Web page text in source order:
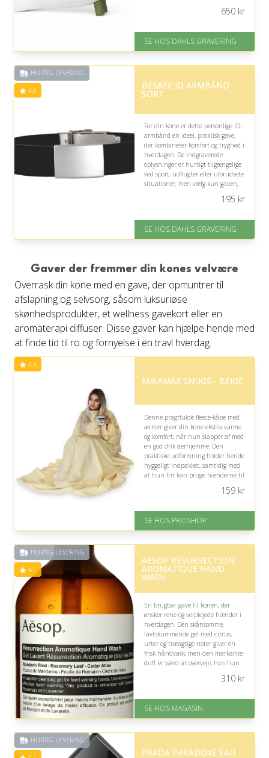
På lager
Levering: 2-3 dage
Fremragende Trustpilot rating
650kr
SE HOS DAHLS GRAVERING
HURTIG LEVERING
4.8 BESAFE ID ARMBÅND
SORT
For din kone er dette personlige ID-
armbånd en ideel, praktisk gave,
der kombinerer komfort og tryghed i
hverdagen. De indgraverede
oplysninger er hurtigt tilgængelige
ved sport, udflugter eller uforudsete
situationer, men vælg kun gaven,
På lager
Levering: 2-3 dage
195 kr
SE HOS DAHLS GRAVERING
Gaver der fremmer din kones velvære
Overrask din kone med en gave, der opmuntrer til
afslapning og selvsorg, såsom luksuriøse
skønhedsprodukter, et wellness gavekort eller en
aromaterapi diffuser. Disse gaver kan hjælpe hende med
at finde tid til ro og fornyelse i en travl hverdag.
4.4
MIKAMAX SNUGS - BEIGE
Denne pragtfulde fleece-kåbe med
ærmer giver din kone ekstra varme
og komfort, når hun slapper af med
en god drik derhjemme. Den
praktiske udformning holder hende
hyggeligt indpakket, samtidig med
at hun frit kan bruge hænderne til
Fremragende Trustpilot rating
159kr
SE HOS PROSHOP
HURTIG LEVERING
4.1
AESOP RESURRECTION
AROMATIQUE HAND
WASH
En brugbar gave til konen, der
ønsker rene og velplejede hænder i
hverdagen. Den skånsomme,
lavtskummende gel med citrus,
urter og træagtige noter giver en
frisk håndvask, men den markante
duft er værd at overveje, hvis hun
På lager
Levering: 1-3 dage
af 5
310kr
SE HOS MAGASIN
HURTIG LEVERING
PRADA PARADOXE EAU